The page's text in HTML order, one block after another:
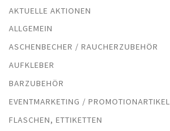
AKTUELLE AKTIONEN
ALLGEMEIN
ASCHENBECHER / RAUCHERZUBEHÖR
AUFKLEBER
BARZUBEHÖR
EVENTMARKETING / PROMOTIONARTIKEL
FLASCHEN, ETTIKETTEN